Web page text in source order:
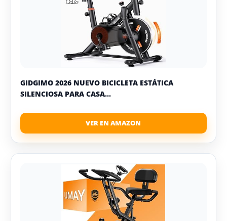
GIDGIMO 2026 NUEVO BICICLETA ESTÁTICA
SILENCIOSA PARA CASA...